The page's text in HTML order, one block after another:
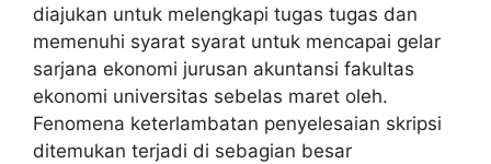
diajukan untuk melengkapi tugas tugas dan
memenuhi syarat syarat untuk mencapai gelar
sarjana ekonomi jurusan akuntansi fakultas
ekonomi universitas sebelas maret oleh.
Fenomena keterlambatan penyelesaian skripsi
ditemukan terjadi di sebagian besar